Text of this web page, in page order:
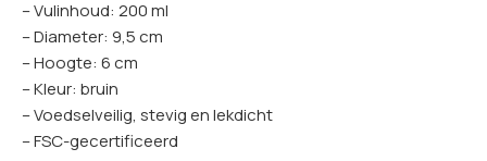
– Vulinhoud: 200 ml
– Diameter: 9,5 cm
– Hoogte: 6 cm
– Kleur: bruin
– Voedselveilig, stevig en lekdicht
– FSC-gecertificeerd